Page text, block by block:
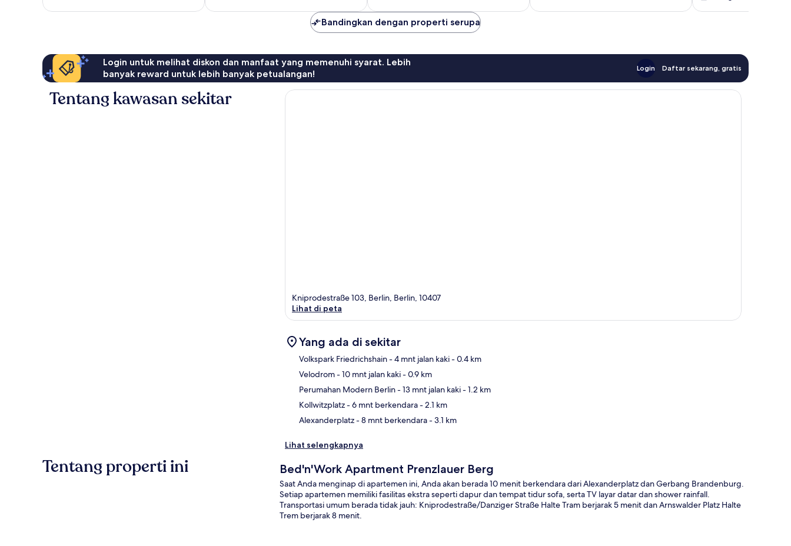
1
41
3
ulasan
Bandingkan dengan properti serupa
Login untuk melihat diskon dan manfaat yang memenuhi syarat. Lebih
banyak reward untuk lebih banyak petualangan!
Login Daftar sekarang, gratis
Tentang kawasan sekitar
Kniprodestraße 103, Berlin, Berlin, 10407
Lihat di peta
Yang ada di sekitar
Volkspark Friedrichshain- 4 mnt jalan kaki- 0.4 km
Velodrom- 10 mnt jalan kaki- 0.9 km
Perumahan Modern Berlin- 13 mnt jalan kaki- 1.2 km
Kollwitzplatz- 6 mnt berkendara- 2.1 km
Alexanderplatz- 8 mnt berkendara- 3.1 km
Lihat selengkapnya
Tentang properti ini Bed'n'Work Apartment Prenzlauer Berg
Saat Anda menginap di apartemen ini, Anda akan berada 10 menit berkendara dari Alexanderplatz dan Gerbang Brandenburg.
Setiap apartemen memiliki fasilitas ekstra seperti dapur dan tempat tidur sofa, serta TV layar datar dan shower rainfall.
Transportasi umum berada tidak jauh: Kniprodestraße/Danziger Straße Halte Tram berjarak 5 menit dan Arnswalder Platz Halte
Trem berjarak 8 menit.